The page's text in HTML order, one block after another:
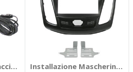
sensori parcheggio -
Installazione Mascherina 2